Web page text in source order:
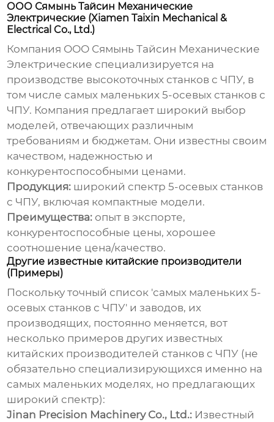
ООО Сямынь Тайсин Механические
Электрические (Xiamen Taixin Mechanical &
Electrical Co., Ltd.)
Компания ООО Сямынь Тайсин Механические
Электрические специализируется на
производстве высокоточных станков с ЧПУ, в
том числе самых маленьких 5-осевых станков с
ЧПУ. Компания предлагает широкий выбор
моделей, отвечающих различным
требованиям и бюджетам. Они известны своим
качеством, надежностью и
конкурентоспособными ценами.
Продукция: широкий спектр 5-осевых станков
с ЧПУ, включая компактные модели.
Преимущества: опыт в экспорте,
конкурентоспособные цены, хорошее
соотношение цена/качество.
Другие известные китайские производители
(Примеры)
Поскольку точный список 'самых маленьких 5-
осевых станков с ЧПУ' и заводов, их
производящих, постоянно меняется, вот
несколько примеров других известных
китайских производителей станков с ЧПУ (не
обязательно специализирующихся именно на
самых маленьких моделях, но предлагающих
широкий спектр):
Jinan Precision Machinery Co., Ltd.: Известный